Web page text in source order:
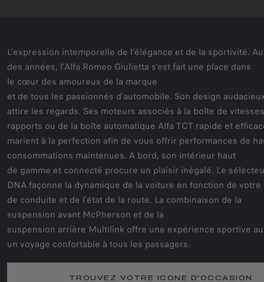
L'expression intemporelle de l'élégance et de la sportivité.
des années, l'Alfa Romeo Giulietta s'est fait une place dans
le cœur des amoureux de la marque
et de tous les passionnés d'automobile. Son design
attire les regards. Ses moteurs associés à la boîte de
rapports ou de la boîte automatique Alfa TCT rapide et
marient à la perfection afin de vous offrir performances de
consommations maintenues. A bord, son intérieur haut
de gamme et connecté procure un plaisir inégalé. Le
DNA façonne la dynamique de la voiture en fonction de
de conduite et de l'état de la route. La combinaison de la
suspension avant McPherson et de la
suspension arrière Multilink offre une expérience sportive
un voyage confortable à tous les passagers.
TROUVEZ VOTRE ICONE D'OCCASION